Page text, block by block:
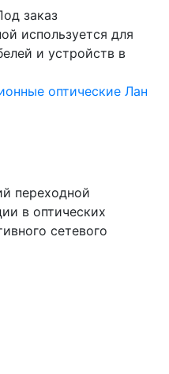
заказ
используется для
и устройств в
оптические Лан
переходной
в оптических
сетевого